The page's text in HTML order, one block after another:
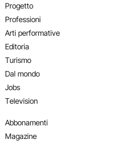
Progetto
Professioni
Arti performative
Editoria
Turismo
Dal mondo
Jobs
Television
Abbonamenti
Magazine